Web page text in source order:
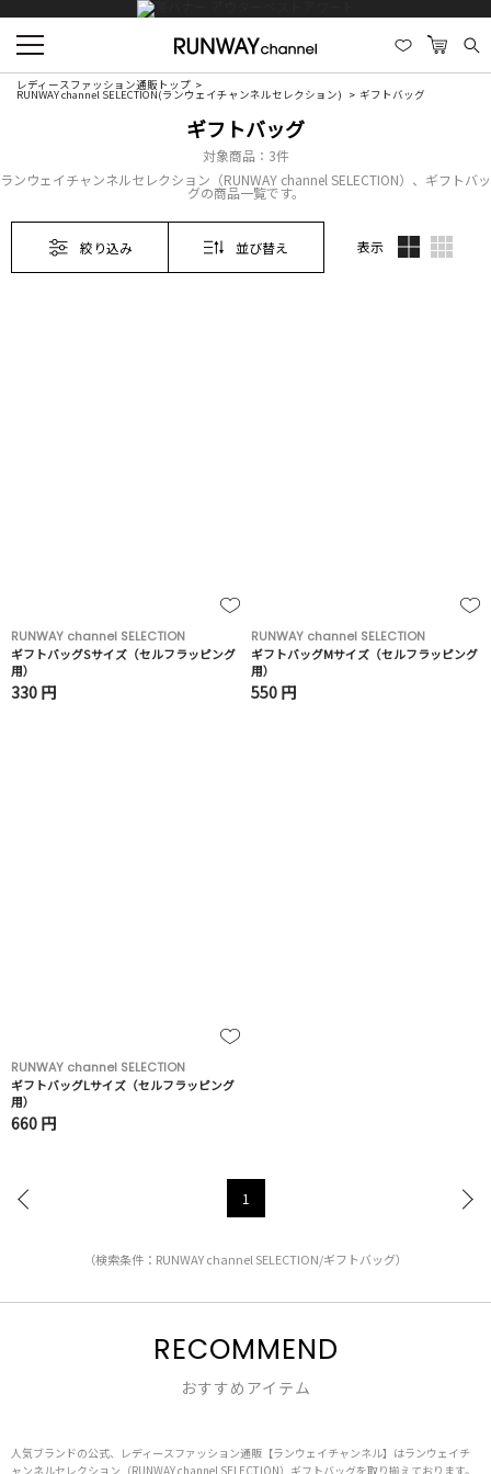
レディースファッション通販トップ
RUNWAY channel SELECTION(ランウェイチャンネルセレクション) ギフトバッグ
ギフトバッグ
対象商品： 3件
ランウェイチャンネルセレクション（RUNWAY channel SELECTION）、ギフトバッ
グの商品一覧です。
絞り込み 並び替え 表示
RUNWAY channel SELECTION
ギフトバッグSサイズ（セルフラッピング
用）
330 円
RUNWAY channel SELECTION
ギフトバッグMサイズ（セルフラッピング
用）
550 円
RUNWAY channel SELECTION
ギフトバッグLサイズ（セルフラッピング
用）
660 円
1
（検索条件：RUNWAY channel SELECTION/ギフトバッグ）
RECOMMEND
おすすめアイテム
人気ブランドの公式、レディースファッション通販【ランウェイチャンネル】はランウェイチ
ャンネルセレクション（RUNWAY channel SELECTION）ギフトバッグを取り揃えております。